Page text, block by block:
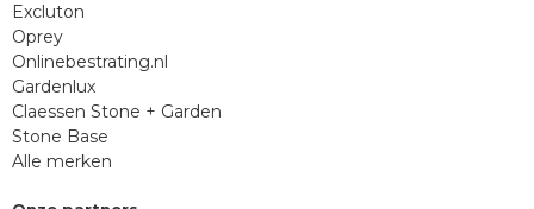
Excluton
Oprey
Onlinebestrating.nl
Gardenlux
Claessen Stone + Garden
Stone Base
Alle merken